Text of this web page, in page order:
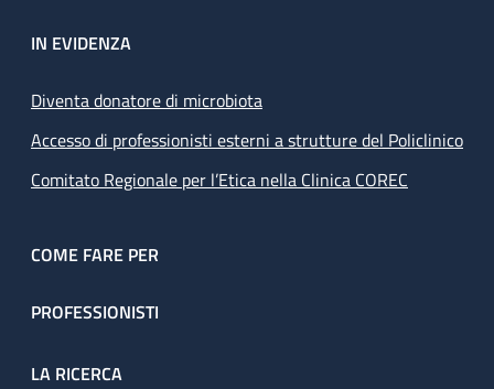
IN EVIDENZA
Diventa donatore di microbiota
Accesso di professionisti esterni a strutture del Policlinico
Comitato Regionale per l’Etica nella Clinica COREC
COME FARE PER
PROFESSIONISTI
LA RICERCA